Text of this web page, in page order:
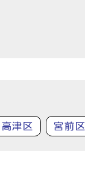
高津区 宮前区